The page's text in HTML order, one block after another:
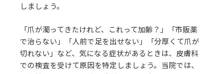
しましょう。
「爪が濁ってきたけれど、これって加齢？」「市販薬
で治らない」「人前で足を出せない」「分厚くて爪が
切れない」など、気になる症状があるときは、皮膚科
での検査を受けて原因を特定しましょう。当院では、